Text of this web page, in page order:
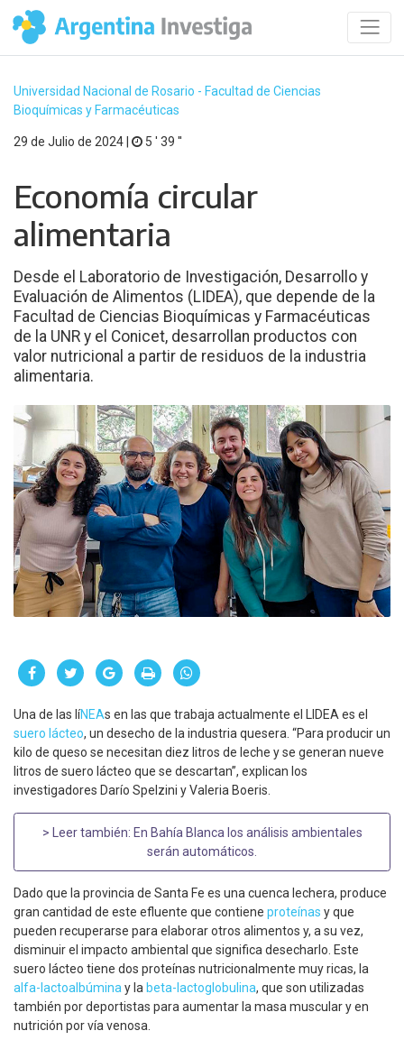
Universidad Nacional de Rosario - Facultad de Ciencias
Bioquímicas y Farmacéuticas
29 de Julio de 2024 | 5 ′ 39 ′′
Economía circular
alimentaria
Desde el Laboratorio de Investigación, Desarrollo y
Evaluación de Alimentos (LIDEA), que depende de la
Facultad de Ciencias Bioquímicas y Farmacéuticas
de la UNR y el Conicet, desarrollan productos con
valor nutricional a partir de residuos de la industria
alimentaria.
Una de las líNEAs en las que trabaja actualmente el LIDEA es el
suero lácteo, un desecho de la industria quesera. “Para producir un
kilo de queso se necesitan diez litros de leche y se generan nueve
litros de suero lácteo que se descartan”, explican los
investigadores Darío Spelzini y Valeria Boeris.
> Leer también: En Bahía Blanca los análisis ambientales
serán automáticos
Dado que la provincia de Santa Fe es una cuenca lechera, produce
gran cantidad de este efluente que contiene proteínas y que
pueden recuperarse para elaborar otros alimentos y, a su vez,
disminuir el impacto ambiental que significa desecharlo. Este
suero lácteo tiene dos proteínas nutricionalmente muy ricas, la
alfa-lactoalbúmina y la beta-lactoglobulina, que son utilizadas
también por deportistas para aumentar la masa muscular y en
nutrición por vía venosa.